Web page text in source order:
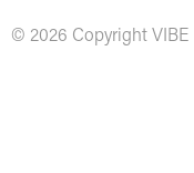
© 2026 Copyright VIBE